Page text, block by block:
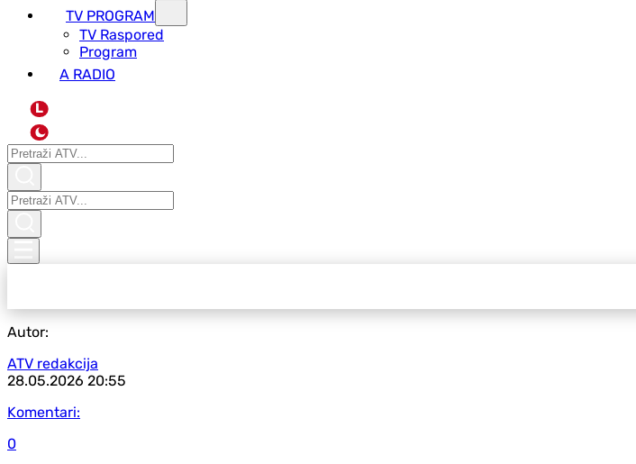
TV PROGRAM
ТV Raspored
Program
A RADIO
L
Autor:
ATV redakcija
28.05.2026 20:55
Komentari:
0